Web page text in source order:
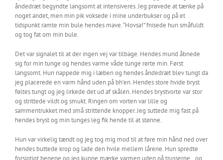
åndedræt begyndte langsomt at intensiveres. Jeg prøvede at tænke på
noget andet, men min pik voksede i mine underbukser og på et
tidspunkt ramte min bule hendes mave. “Hovsa!” fnisede hun småfuldt
og tog fat om min bule.
Det var signalet til at der ingen vej var tilbage. Hendes mund åbnede
sig for min tunge og hendes varme våde tunge rørte min. Først
langsomt. Hun nappede mig i læben og hendes åndedræt blev tungt da
jeg placerede en varm hånd uden på bh’en. Hendes store hvide bryst
føltes tungt og jeg lirkede det ud af skålen. Hendes brystvorte var stor
og strittede vildt og smukt. Ringen om vorten var lille og
sammentrukket med små strittende knopper. Jeg suttede mig fast på
hendes bryst og min tunges leg fik hende til at stønne.
Hun var virkelig tændt og jeg tog mig mod til at føre min hånd ned over
hendes buttede krop og lade den hvile mellem lårene. Hun spredte
forsigtigt benene og jeg kunne mærke varmen uden på trusserne…og